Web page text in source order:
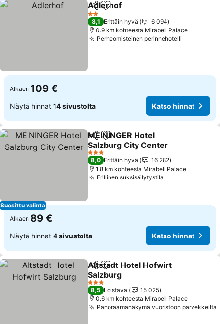
Jaa Lisää suosikkeihin
Adlerhof
2 Tähtiluokitus
8,1 Erittäin hyvä
6 094
0.9 km kohteesta Mirabell Palace
Perheomisteinen perinnehotelli
Alkaen 109 €
Näytä hinnat 14 sivustolta Katso hinnat
Suosittu valinta
Jaa Lisää suosikkeihin
MEININGER Hotel
Salzburg City Center
Katso hinnat
3 Tähtiluokitus
8,0 Erittäin hyvä
16 282
1.8 km kohteesta Mirabell Palace
Erillinen suksisäilytystila
Alkaen 89 €
Näytä hinnat 4 sivustolta Katso hinnat
Jaa Lisää suosikkeihin
Altstadt Hotel Hofwirt
Salzburg
Katso hinnat
3 Tähtiluokitus
8,5 Loistava
15 025
0.6 km kohteesta Mirabell Palace
Panoraamanäkymä vuoristoon parvekkeilta